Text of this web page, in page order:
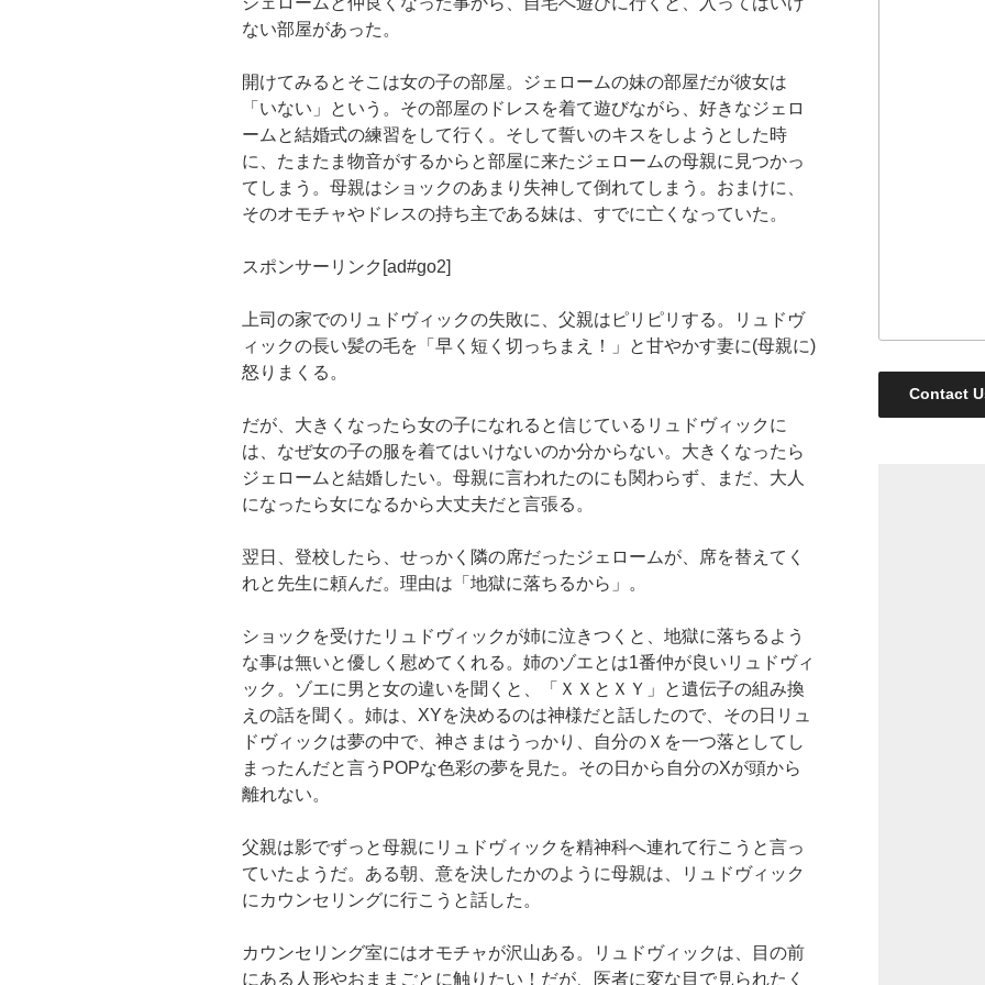
ない部屋があった。
開けてみるとそこは女の子の部屋。ジェロームの妹の部屋だが彼女は
「いない」という。その部屋のドレスを着て遊びながら、好きなジェロ
ームと結婚式の練習をして行く。そして誓いのキスをしようとした時
に、たまたま物音がするからと部屋に来たジェロームの母親に見つかっ
てしまう。母親はショックのあまり失神して倒れてしまう。おまけに、
そのオモチャやドレスの持ち主である妹は、すでに亡くなっていた。
スポンサーリンク[ad#go2]
上司の家でのリュドヴィックの失敗に、父親はピリピリする。リュドヴ
ィックの長い髪の毛を「早く短く切っちまえ！」と甘やかす妻に(母親に)
怒りまくる。
だが、大きくなったら女の子になれると信じているリュドヴィックに
は、なぜ女の子の服を着てはいけないのか分からない。大きくなったら
ジェロームと結婚したい。母親に言われたのにも関わらず、まだ、大人
になったら女になるから大丈夫だと言張る。
翌日、登校したら、せっかく隣の席だったジェロームが、席を替えてく
れと先生に頼んだ。理由は「地獄に落ちるから」。
ショックを受けたリュドヴィックが姉に泣きつくと、地獄に落ちるよう
な事は無いと優しく慰めてくれる。姉のゾエとは1番仲が良いリュドヴィ
ック。ゾエに男と女の違いを聞くと、「ＸＸとＸＹ」と遺伝子の組み換
えの話を聞く。姉は、XYを決めるのは神様だと話したので、その日リュ
ドヴィックは夢の中で、神さまはうっかり、自分のＸを一つ落としてし
まったんだと言うPOPな色彩の夢を見た。その日から自分のXが頭から
離れない。
父親は影でずっと母親にリュドヴィックを精神科へ連れて行こうと言っ
ていたようだ。ある朝、意を決したかのように母親は、リュドヴィック
にカウンセリングに行こうと話した。
カウンセリング室にはオモチャが沢山ある。リュドヴィックは、目の前
にある人形やおままごとに触りたい！だが、医者に変な目で見られたく
Contact